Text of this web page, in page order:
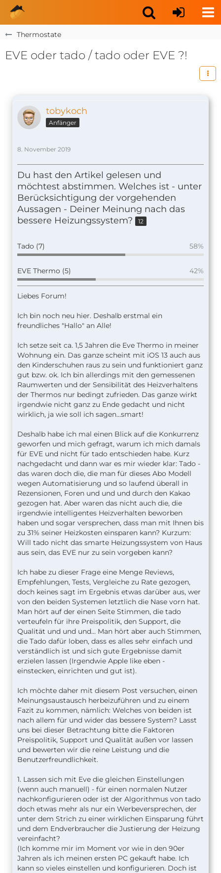
Thermostate
EVE oder tado / tado oder EVE ?!
tobykoch
Anfänger
8. November 2019
Du hast den Artikel gelesen und
möchtest abstimmen. Welches ist - unter
Berücksichtigung der vorgehenden
Aussagen - Deiner Meinung nach das
bessere Heizungssystem?
12
Tado (7) 58%
EVE Thermo (5) 42%
Liebes Forum!
Ich bin noch neu hier. Deshalb erstmal ein
freundliches "Hallo" an Alle!
Ich setze seit ca. 1,5 Jahren die Eve Thermo in meiner
Wohnung ein. Das ganze scheint mit iOS 13 auch aus
den Kinderschuhen raus zu sein und funktioniert ganz
gut bzw. ok. Ich bin allerdings mit den gemessenen
Raumwerten und der Sensibilität des Heizverhaltens
der Thermos nur bedingt zufrieden. Das ganze wirkt
irgendwie nicht ganz zu Ende gedacht und nicht
wirklich, ja wie soll ich sagen...smart!
Deshalb habe ich mal einen Blick auf die Konkurrenz
geworfen und mich gefragt, warum ich mich damals
für EVE und nicht für tado entschieden habe. Kurz
nachgedacht und dann war es mir wieder klar: Tado -
das waren doch die, die man für dieses Abo Modell
wegen Automatisierung und so laufend überall in
Rezensionen, Foren und und und durch den Kakao
gezogen hat. Aber waren das nicht auch die, die
irgendwie intelligentes Heizverhalten beworben
haben und sogar versprechen, dass man mit Ihnen bis
zu 31% seiner Heizkosten einsparen kann? Kurzum:
Will tado nicht das smarte Heizungssystem von Haus
aus sein, das EVE nur zu sein vorgeben kann?
Ich habe zu dieser Frage eine Menge Reviews,
Empfehlungen, Tests, Vergleiche zu Rate gezogen,
doch keines sagt im Ergebnis etwas darüber aus, wer
von den beiden Systemen letztlich die Nase vorn hat.
Man hört auf der einen Seite Stimmen, die tado
verteufeln für ihre Preispolitik, den Support, die
Qualität und und und... Man hört aber auch Stimmen,
die Tado dafür loben, dass es alles sehr einfach und
verständlich ist und sich gute Ergebnisse damit
erzielen lassen (Irgendwie Apple like eben -
einstecken, einrichten und gut ist).
Ich möchte daher mit diesem Post versuchen, einen
Meinungsaustausch herbeizuführen und zu einem
Fazit zu kommen, nämlich: Welches von beiden ist
nach allem für und wider das bessere System? Lasst
uns bei dieser Betrachtung bitte die Faktoren
Preispolitik, Support und Qualität außen vor lassen
und bewerten wir die reine Leistung und die
Benutzerfreundlichkeit.
1. Lassen sich mit Eve die gleichen Einstellungen
(wenn auch manuell) - für einen normalen Nutzer
nachkonfigurieren oder ist der Algorithmus von tado
doch etwas mehr als nur ein Werbeversprechen, der
unter dem Strich zu einer wirklichen Einsparung führt
und dem Endverbraucher die Justierung der Heizung
vereinfacht?
(Ich komme mir im Moment vor wie in den 90er
Jahren als ich meinen ersten PC gekauft habe. Ich
kann so vieles einstellen und konfigurieren. Doch ist